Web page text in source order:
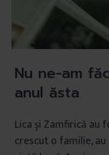
Nu ne-am
anul ăsta
Lica și Zamfirică au
crescut o familie,